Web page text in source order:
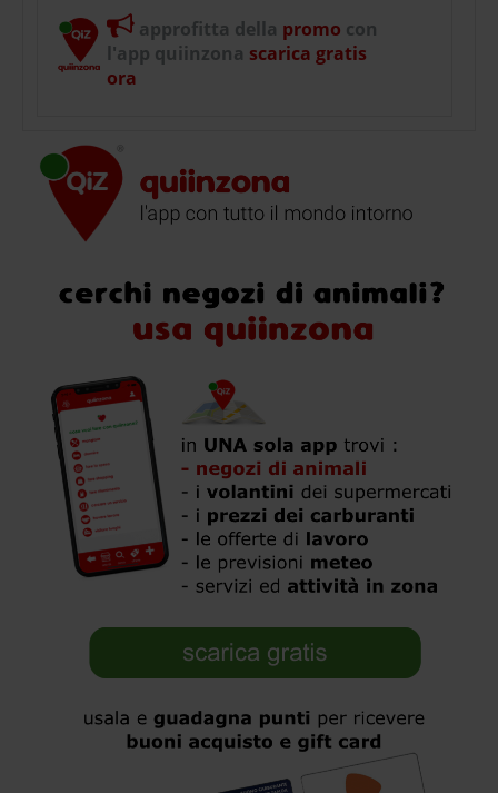
approfitta della promo con
l'app quiinzona scarica gratis
ora